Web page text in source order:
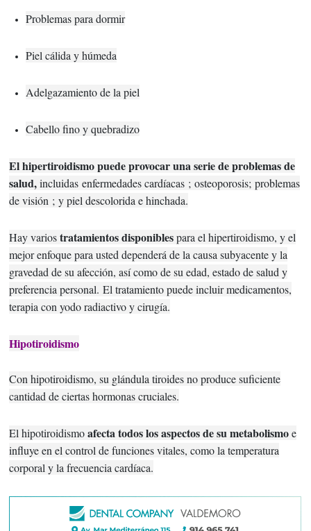
Problemas para dormir
Piel cálida y húmeda
Adelgazamiento de la piel
Cabello fino y quebradizo
El hipertiroidismo puede provocar una serie de problemas de
salud,incluidasenfermedades cardíacas ;osteoporosis;problemas
de visión ;y piel descolorida e hinchada.
Hay variostratamientos disponiblespara el hipertiroidismo, y el
mejor enfoque para usted dependerá de la causa subyacente y la
gravedad de su afección, así como de su edad, estado de salud y
preferencia personal.El tratamiento puede incluir medicamentos,
terapia con yodo radiactivo y cirugía.
Hipotiroidismo
Con hipotiroidismo, su glándula tiroides no produce suficiente
cantidad de ciertas hormonas cruciales.
El hipotiroidismoafecta todos los aspectos de su metabolismoe
influye en el control de funciones vitales, como la temperatura
corporal y la frecuencia cardíaca.